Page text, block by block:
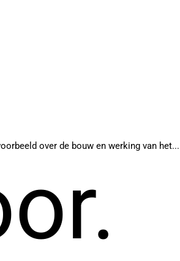
over de bouw en werking van het...